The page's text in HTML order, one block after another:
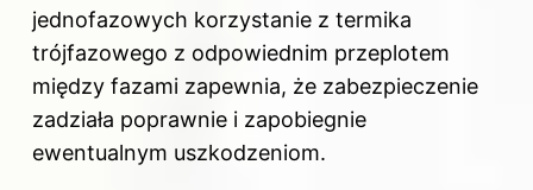
jednofazowych korzystanie z termika
trójfazowego z odpowiednim przeplotem
między fazami zapewnia, że zabezpieczenie
zadziała poprawnie i zapobiegnie
ewentualnym uszkodzeniom.